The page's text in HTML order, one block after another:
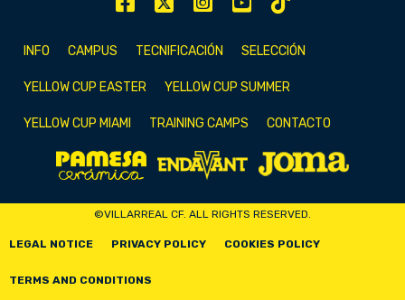
INFO CAMPUS TECNIFICACIÓN SELECCIÓN
YELLOW CUP EASTER YELLOW CUP SUMMER
YELLOW CUP MIAMI TRAINING CAMPS CONTACTO
©VILLARREAL CF. ALL RIGHTS RESERVED.
LEGAL NOTICE PRIVACY POLICY COOKIES POLICY
TERMS AND CONDITIONS